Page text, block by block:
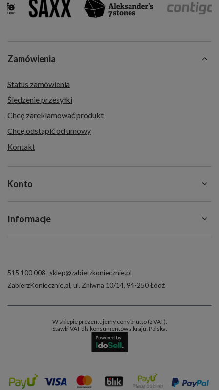
Zamówienia
Status zamówienia
Śledzenie przesyłki
Chcę zareklamować produkt
Chcę odstąpić od umowy
Kontakt
Konto
Informacje
515 100 008 sklep@zabierzkoniecznie.pl
ZabierzKoniecznie.pl, ul. Żniwna 10/14, 94-250Łódź
W sklepie prezentujemy ceny brutto (z VAT).
Stawki VAT dla konsumentów z kraju: Polska